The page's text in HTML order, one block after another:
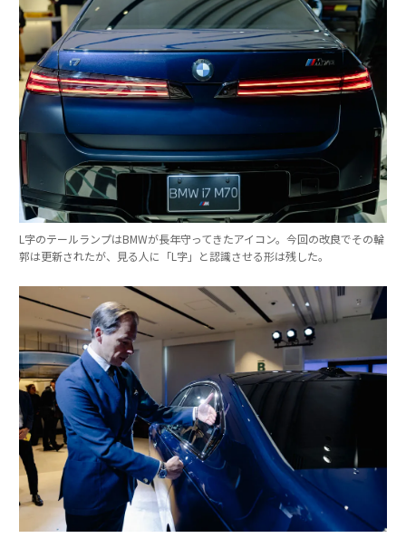
L字のテールランプはBMWが長年守ってきたアイコン。今回の改良でその輪
郭は更新されたが、見る人に「L字」と認識させる形は残した。